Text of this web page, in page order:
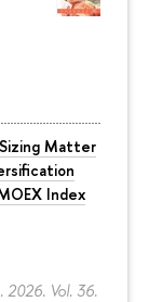
Matter
Index
Vol. 36.